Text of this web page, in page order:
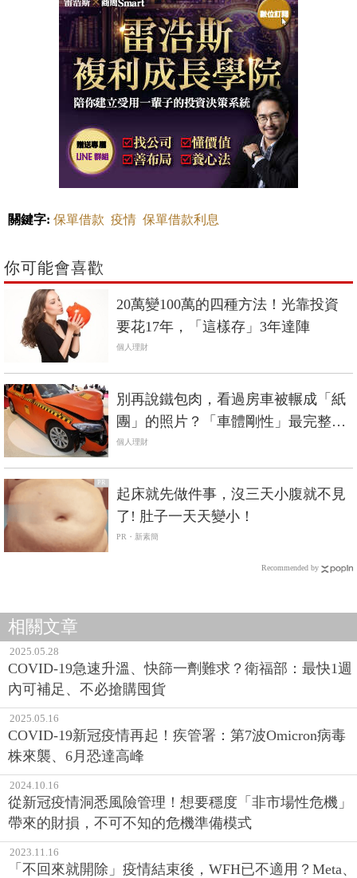
關鍵字: 保單借款 疫情 保單借款利息
你可能會喜歡
20萬變100萬的四種方法！光靠投資
要花17年，「這樣存」3年達陣
個人理財
別再說鐵包肉，看過房車被輾成「紙
團」的照片？「車體剛性」最完整解
析《國產車篇》
個人理財
PR
起床就先做件事，沒三天小腹就不見
了! 肚子一天天變小！
PR・新素簡
Recommended by
相關文章
2025.05.28
COVID-19急速升溫、快篩一劑難求？衛福部：最快1週
內可補足、不必搶購囤貨
2025.05.16
COVID-19新冠疫情再起！疾管署：第7波Omicron病毒
株來襲、6月恐達高峰
2024.10.16
從新冠疫情洞悉風險管理！想要穩度「非市場性危機」
帶來的財損，不可不知的危機準備模式
2023.11.16
「不回來就開除」疫情結束後，WFH已不適用？Meta、